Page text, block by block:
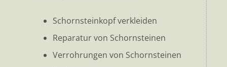
Schornsteinkopf verkleiden
Reparatur von Schornsteinen
Verrohrungen von Schornsteinen